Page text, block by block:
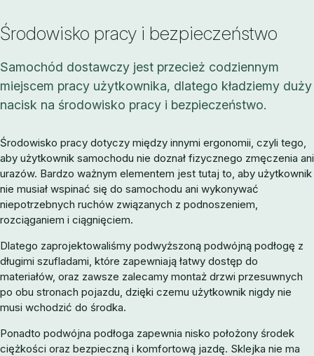
Środowisko pracy i bezpieczeństwo
Samochód dostawczy jest przecież codziennym
miejscem pracy użytkownika, dlatego kładziemy duży
nacisk na środowisko pracy i bezpieczeństwo.
Środowisko pracy dotyczy między innymi ergonomii, czyli tego,
aby użytkownik samochodu nie doznał fizycznego zmęczenia ani
urazów. Bardzo ważnym elementem jest tutaj to, aby użytkownik
nie musiał wspinać się do samochodu ani wykonywać
niepotrzebnych ruchów związanych z podnoszeniem,
rozciąganiem i ciągnięciem.
Dlatego zaprojektowaliśmy podwyższoną podwójną podłogę z
długimi szufladami, które zapewniają łatwy dostęp do
materiałów, oraz zawsze zalecamy montaż drzwi przesuwnych
po obu stronach pojazdu, dzięki czemu użytkownik nigdy nie
musi wchodzić do środka.
Ponadto podwójna podłoga zapewnia nisko położony środek
ciężkości oraz bezpieczną i komfortową jazdę. Sklejka nie ma